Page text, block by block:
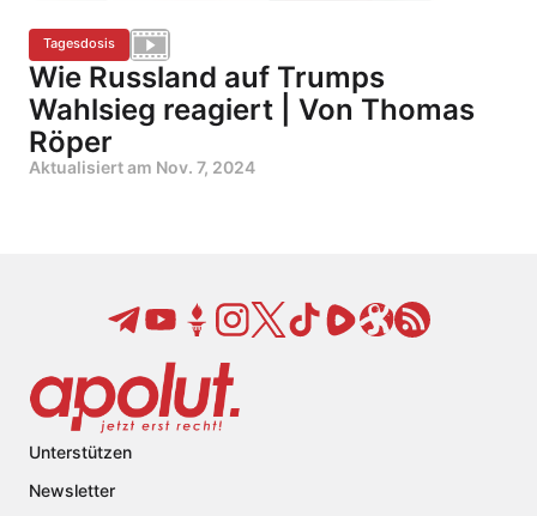
Tagesdosis
Wie Russland auf Trumps
Wahlsieg reagiert | Von Thomas
Röper
Aktualisiert am Nov. 7, 2024
Unterstützen
Newsletter